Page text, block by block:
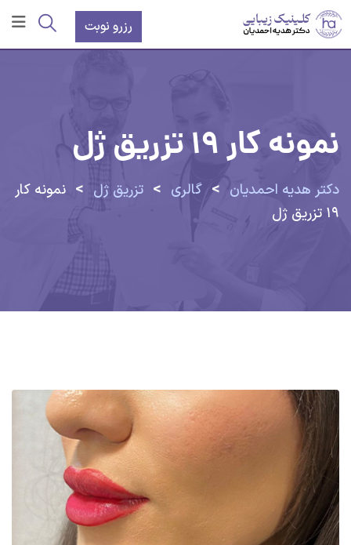
پرش
محتوا
رزرو نوبت
نمونه کار ۱۹ تزریق ژل
دکتر هدیه احمدیان > گالری > تزریق ژل > نمونه کار
۱۹ تزریق ژل